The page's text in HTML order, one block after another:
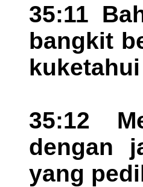
35:11
bangkit
35:12
dengan
yang